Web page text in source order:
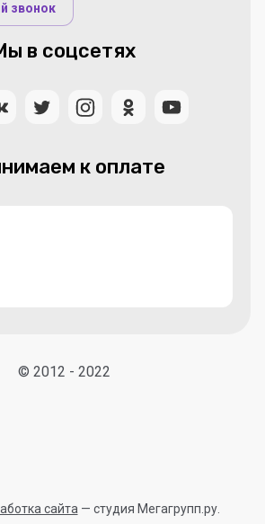
звонок
в соцсетях
к оплате
© 2012 - 2022
сайта — студия Мегагрупп.ру.